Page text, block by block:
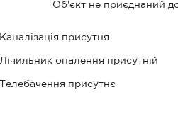
Об'єкт не приєднаний
Каналізація присутня
Лічильник опалення присутній
Телебачення присутнє